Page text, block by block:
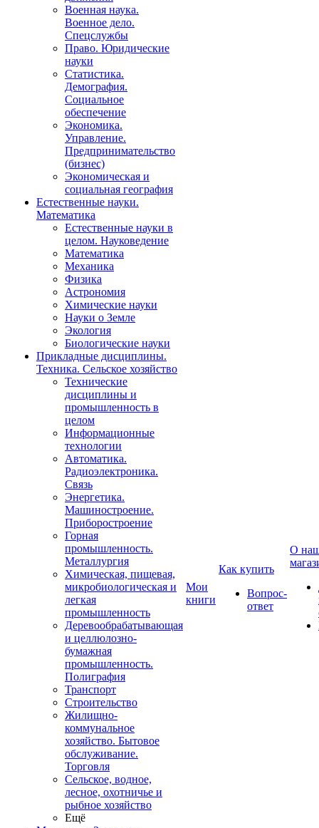
Военная наука.
Военное дело.
Спецслужбы
Право. Юридические
науки
Статистика.
Демография.
Социальное
обеспечение
Экономика.
Управление.
Предпринимательство
(бизнес)
Экономическая и
социальная география
Естественные науки.
Математика
Естественные науки в
целом. Науковедение
Математика
Механика
Физика
Астрономия
Химические науки
Науки о Земле
Экология
Биологические науки
Прикладные дисциплины.
Техника. Сельское хозяйство
Технические
дисциплины и
промышленность в
целом
Информационные
технологии
Автоматика.
Радиоэлектроника.
Связь
Энергетика.
Машиностроение.
Приборостроение
Горная
промышленность.
Металлургия
Химическая, пищевая,
микробиологическая и
легкая
промышленность
Деревообрабатывающая
и целлюлозно-
бумажная
промышленность.
Полиграфия
Транспорт
Строительство
Жилищно-
коммунальное
хозяйство. Бытовое
обслуживание.
Торговля
Сельское, водное,
лесное, охотничье и
рыбное хозяйство
Ещё
Мои
книги
Как купить
Вопрос-
ответ
О